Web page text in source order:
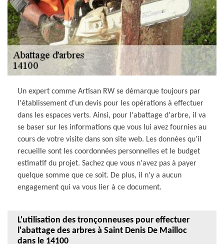
Un expert comme Artisan RW se démarque toujours par
l'établissement d'un devis pour les opérations à effectuer
dans les espaces verts. Ainsi, pour l'abattage d'arbre, il va
se baser sur les informations que vous lui avez fournies au
cours de votre visite dans son site web. Les données qu'il
recueille sont les coordonnées personnelles et le budget
estimatif du projet. Sachez que vous n'avez pas à payer
quelque somme que ce soit. De plus, il n'y a aucun
engagement qui va vous lier à ce document.
L'utilisation des tronçonneuses pour effectuer
l'abattage des arbres à Saint Denis De Mailloc
dans le 14100